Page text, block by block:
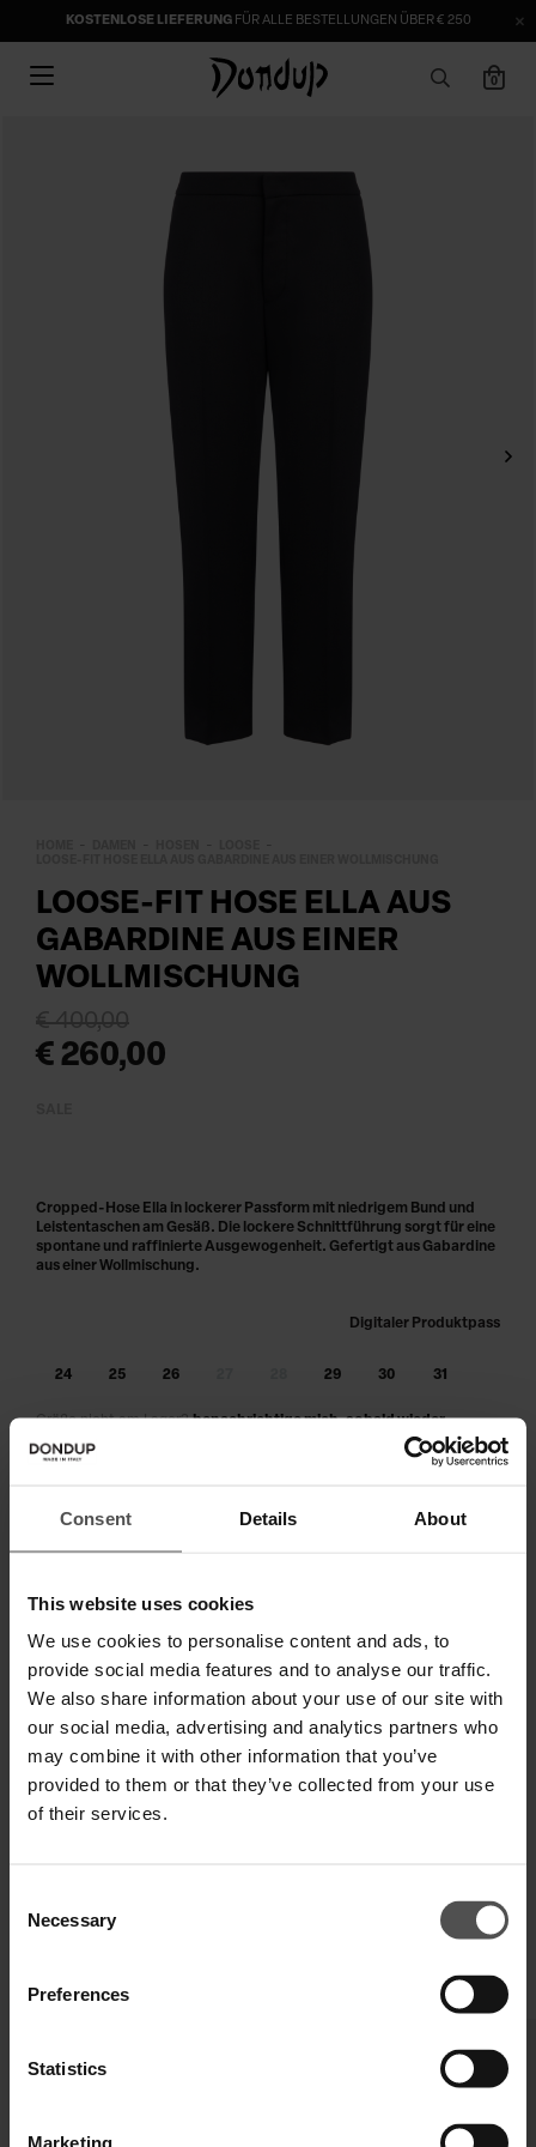
Consent Details About
This website uses cookies
We use cookies to personalise content and ads, to
provide social media features and to analyse our traffic.
We also share information about your use of our site with
our social media, advertising and analytics partners who
may combine it with other information that you’ve
provided to them or that they’ve collected from your use
of their services.
Selection
Necessary
Preferences
Statistics
Marketing
KOSTENLOSE LIEFERUNGFÜR ALLE BESTELLUNGEN ÜBER € 250
0
LOOSE-FIT HOSE ELLA AUS
GABARDINE AUS EINER
WOLLMISCHUNG
€ 260,00
€ 400,00
Digitaler Produktpass
24 25 26 29 30 31
Größe nicht am Lager?benachrichtige mich, sobald wieder
Cropped-Hose Ella in lockerer Passform mit niedrigem Bund und
Leistentaschen am Gesäß. Die lockere Schnittführung sorgt für eine
spontane und raffinierte Ausgewogenheit. Gefertigt aus Gabardine
aus einer Wollmischung.
VERSAND UND RETOUREN
TECHNISCHE SPEZIFIKATIONEN
DIGITALER PRODUKTPASS
VERVOLLSTÄNDIGEN SIE IHREN LOOK